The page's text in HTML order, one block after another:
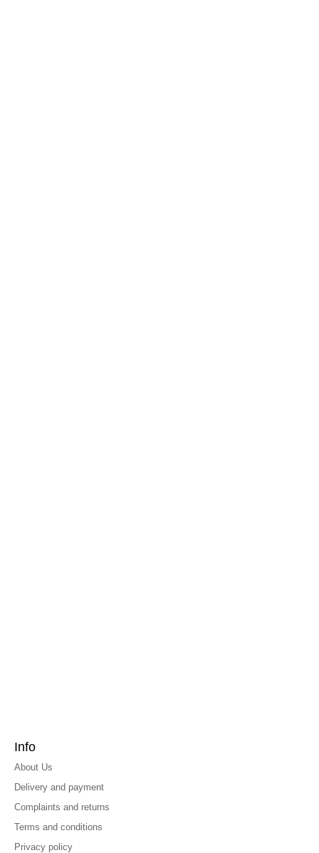
Info
About Us
Delivery and payment
Complaints and returns
Terms and conditions
Privacy policy